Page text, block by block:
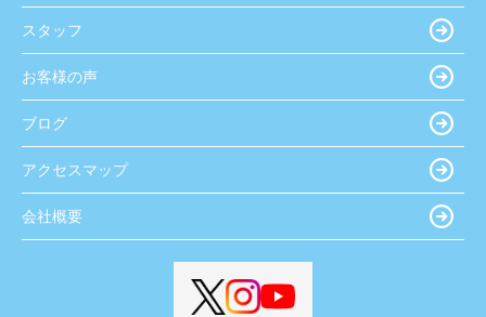
スタッフ
お客様の声
ブログ
アクセスマップ
会社概要